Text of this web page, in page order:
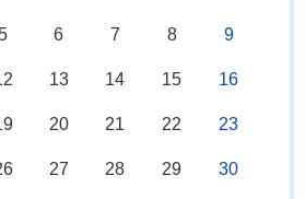
6 7 8 9
13 14 15 16
20 21 22 23
27 28 29 30